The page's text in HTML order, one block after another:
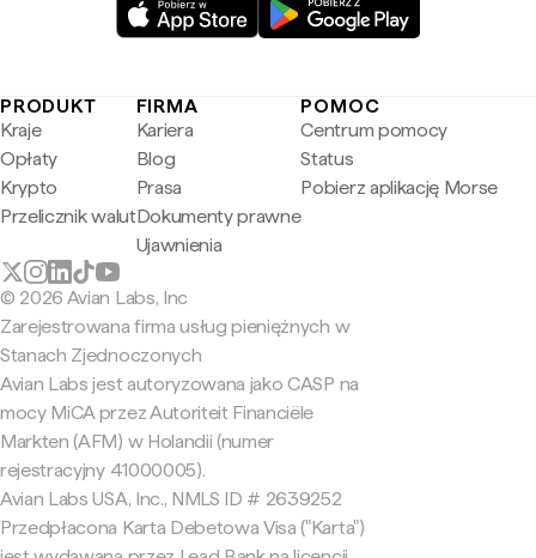
PRODUKT
Kraje
Opłaty
Krypto
Przelicznik walut
FIRMA
Kariera
Blog
Prasa
Dokumenty prawne
Ujawnienia
POMOC
Centrum pomocy
Status
Pobierz aplikację Morse
© 2026 Avian Labs, Inc
Zarejestrowana firma usług pieniężnych w
Stanach Zjednoczonych
Avian Labs jest autoryzowana jako CASP na
mocy MiCA przez Autoriteit Financiële
Markten (AFM) w Holandii (numer
rejestracyjny 41000005).
Avian Labs USA, Inc., NMLS ID # 2639252
Przedpłacona Karta Debetowa Visa ("Karta")